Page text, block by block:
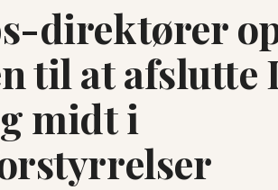
direktører
til at afslutte
midt i